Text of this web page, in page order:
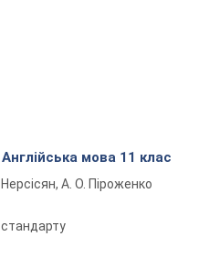
мова 11 клас
А. О. Піроженко
стандарту